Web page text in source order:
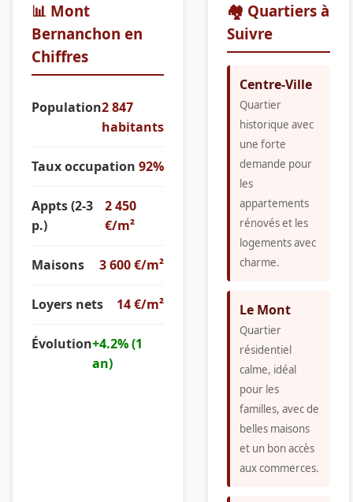
📊 Mont
Bernanchon en
Chiffres
Population2 847
habitants
Taux occupation 92%
Appts (2-3
p.)
2 450
€/m²
Maisons 3 600 €/m²
Loyers nets 14 €/m²
Évolution+4.2% (1
an)
🏘️ Quartiers à
Suivre
Centre-Ville
Quartier
historique avec
une forte
demande pour
les
appartements
rénovés et les
logements avec
charme.
Le Mont
Quartier
résidentiel
calme, idéal
pour les
familles, avec de
belles maisons
et un bon accès
aux commerces.